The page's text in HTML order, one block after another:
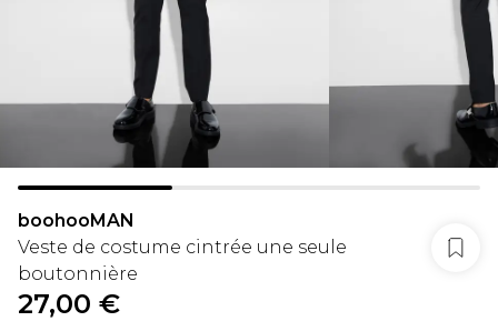
boohooMAN
Veste de costume cintrée une seule
boutonnière
27,00 €